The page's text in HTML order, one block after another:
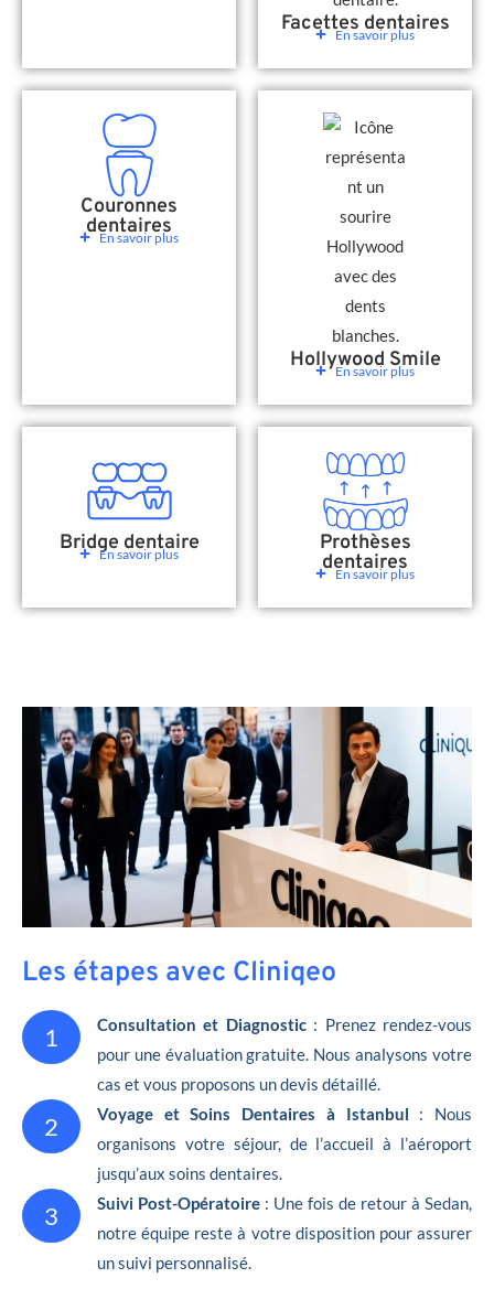
Facettes dentaires
En savoir plus
Couronnes
dentaires
En savoir plus
Hollywood Smile
En savoir plus
Bridge dentaire
En savoir plus Prothèses
dentaires
En savoir plus
Les étapes avec Cliniqeo
1 Consultation et Diagnostic: Prenez rendez-vous
pour une évaluation gratuite. Nous analysons votre
cas et vous proposons un devis détaillé.
2 Voyage et Soins Dentaires à Istanbul : Nous
organisons votre séjour, de l’accueil à l’aéroport
jusqu’aux soins dentaires.
3 Suivi Post-Opératoire : Une fois de retour à Sedan,
notre équipe reste à votre disposition pour assurer
un suivi personnalisé.